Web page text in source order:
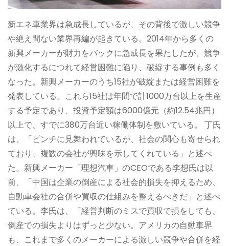
新エネ車業界は急成長しているが、その背後で激しい競争
や絶え間ない業界再編が起きている。2014年から多くの
新興メーカーが財力をバックに急成長を果たしたが、競争
が激化するにつれて経営困難に陥り、破綻する事例も多く
なった。新興メーカーのうち15社が破綻または経営困難を
発表している。これら15社は年間で計1000万台以上を生産
する予定であり、投資予定額は6000億元（約12.54兆円）
以上で、すでに380万台近い稼働体制を敷いている。 丁氏
は、「ピンチに見舞われているが、社会の関心も寄せられ
ており、複数の会社が興味を示してくれている」と述べ
た。新興メーカー「理想汽車」のCEOである李想氏は以
前、「中国は企業の倒産による社会的損失を抑えるため、
自動車会社の合併や買収の仕組みを整えるべきだ」と述べ
ている。李氏は、「経営判断のミスで買収で損をしても、
倒産での損失よりはずっと少ない。アメリカの自動車界
も、これまで多くのメーカーによる激しい競争や合併を経